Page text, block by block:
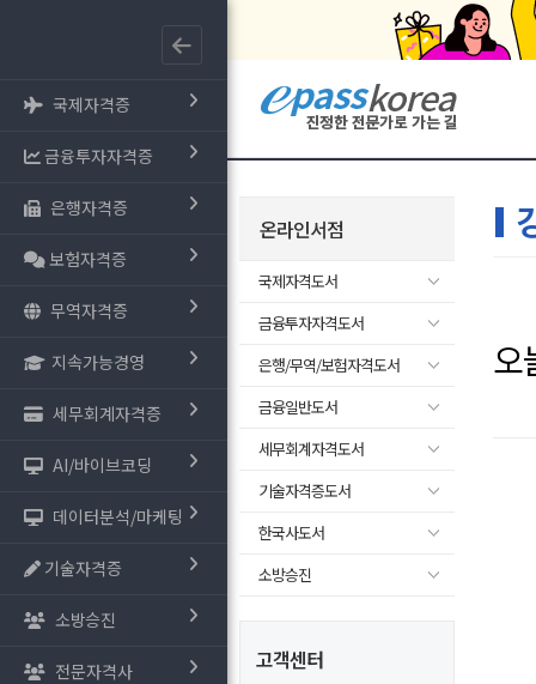
국제자격증
금융투자자격증
은행자격증
보험자격증
무역자격증
지속가능경영
세무회계자격증
AI/바이브코딩
데이터분석/마케팅
기술자격증
소방승진
전문자격사
온라인서점
국제자격도서
금융투자자격도서
은행/무역/보험자격도서
금융일반도서
세무회계자격도서
기술자격증도서
한국사도서
소방승진
고객센터
오